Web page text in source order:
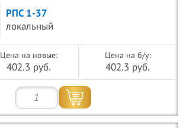
РПС 1-37
локальный
Цена на новые:
402.3 руб.
Цена на б/у:
402.3 руб.